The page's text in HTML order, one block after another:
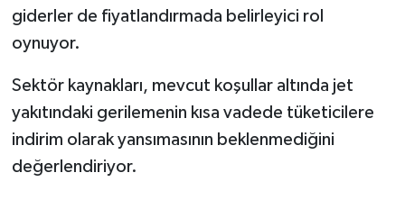
giderler de fiyatlandırmada belirleyici rol
oynuyor.
Sektör kaynakları, mevcut koşullar altında jet
yakıtındaki gerilemenin kısa vadede tüketicilere
indirim olarak yansımasının beklenmediğini
değerlendiriyor.